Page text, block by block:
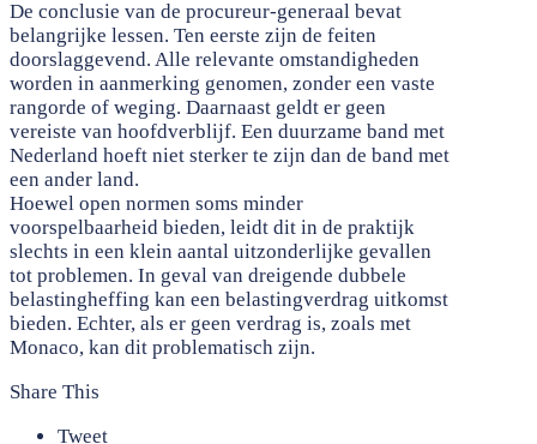
De conclusie van de procureur-generaal bevat
belangrijke lessen. Ten eerste zijn de feiten
doorslaggevend. Alle relevante omstandigheden
worden in aanmerking genomen, zonder een vaste
rangorde of weging. Daarnaast geldt er geen
vereiste van hoofdverblijf. Een duurzame band met
Nederland hoeft niet sterker te zijn dan de band met
een ander land.
Hoewel open normen soms minder
voorspelbaarheid bieden, leidt dit in de praktijk
slechts in een klein aantal uitzonderlijke gevallen
tot problemen. In geval van dreigende dubbele
belastingheffing kan een belastingverdrag uitkomst
bieden. Echter, als er geen verdrag is, zoals met
Monaco, kan dit problematisch zijn.
Share This
Tweet